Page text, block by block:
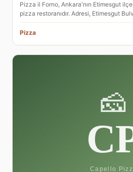
Pizza il Forno, Ankara'nın Etimesgut
pizza restoranıdır. Adresi, Etimesgut
Pizza